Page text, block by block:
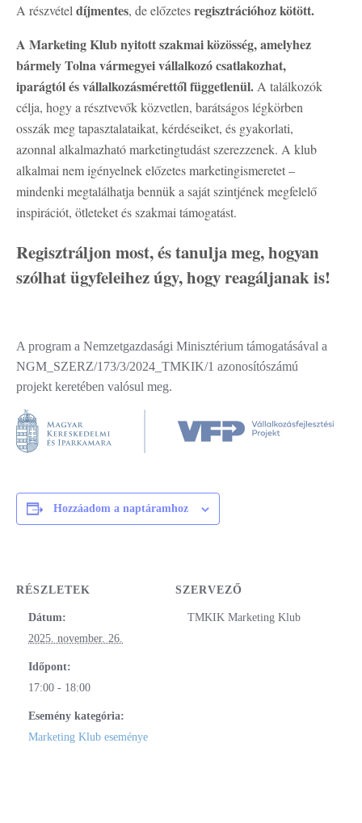
A részvételdíjmentes, de előzetesregisztrációhoz kötött.
A Marketing Klub nyitott szakmai közösség, amelyhez
bármely Tolna vármegyei vállalkozó csatlakozhat,
iparágtól és vállalkozásmérettől függetlenül.A találkozók
célja, hogy a résztvevők közvetlen, barátságos légkörben
osszák meg tapasztalataikat, kérdéseiket, és gyakorlati,
azonnal alkalmazható marketingtudást szerezzenek. A klub
alkalmai nem igényelnek előzetes marketingismeretet –
mindenki megtalálhatja bennük a saját szintjének megfelelő
inspirációt, ötleteket és szakmai támogatást.
Regisztráljon most, és tanulja meg, hogyan
szólhat ügyfeleihez úgy, hogy reagáljanak is!
A program a Nemzetgazdasági Minisztérium támogatásával a
NGM_SZERZ/173/3/2024_TMKIK/1 azonosítószámú
projekt keretében valósul meg.
Hozzáadom a naptáramhoz
RÉSZLETEK
Dátum:
2025. november. 26.
Időpont:
17:00 - 18:00
Esemény kategória:
Marketing Klub eseménye
SZERVEZŐ
TMKIK Marketing Klub